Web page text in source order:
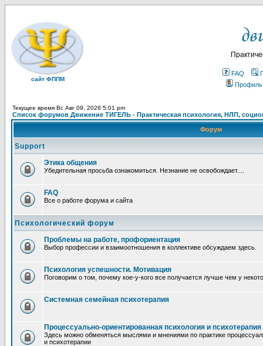
сайт ФППМ
FAQ
Профиль
Текущее время Вс Авг 09, 2026 5:01 pm
Список форумов Движение ТИГЕЛЬ - Практическая психология, НЛП,
Форум
Support
Этика общения
Убедительная просьба ознакомиться. Незнание не освобождает....
FAQ
Все о работе форума и сайта
Психологический форум
Проблемы на работе, профориентация
Выбор профессии и взаимоотношения в коллективе обсуждаем здесь.
Психология успешности. Мотивация
Поговорим о том, почему кое-у-кого все получается лучше чем у
Системная семейная психотерапия
Процессуально-ориентированная психология и психотерапия
Здесь можно обменяться мыслями и мнениями по практике
и психотерапии